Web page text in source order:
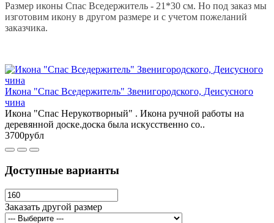
Размер иконы Спас Вседержитель - 21*30 см. Но под заказ мы
изготовим икону в другом размере и с учетом пожеланий
заказчика.
Икона "Спас Вседержитель" Звенигородского, Деисусного
чина
Икона "Спас Нерукотворный" . Икона ручной работы на
деревянной доске.доска была искусственно со..
3700рубл
Доступные варианты
Заказать другой размер